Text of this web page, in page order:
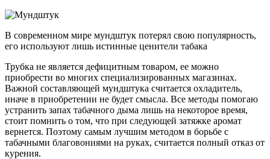
В современном мире мундштук потерял свою популярность,
его используют лишь истинные ценители табака
Трубка не является дефицитным товаром, ее можно
приобрести во многих специализированных магазинах.
Важной составляющей мундштука считается охладитель,
иначе в приобретении не будет смысла. Все методы помогаю
устранить запах табачного дыма лишь на некоторое время,
стоит помнить о том, что при следующей затяжке аромат
вернется. Поэтому самым лучшим методом в борьбе с
табачными благовониями на руках, считается полный отказ от
курения.